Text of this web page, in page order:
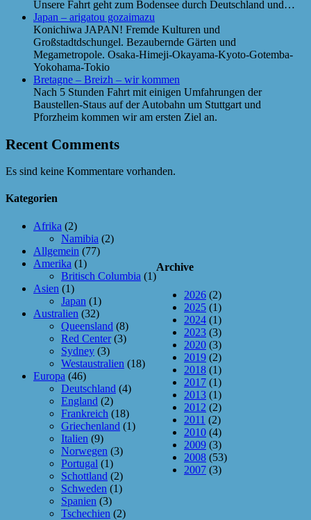
Unsere Fahrt geht zum Bodensee durch Deutschland und…
Japan – arigatou gozaimazu
Konichiwa JAPAN! Fremde Kulturen und
Großstadtdschungel. Bezaubernde Gärten und
Megametropole. Osaka-Himeji-Okayama-Kyoto-Gotemba-
Yokohama-Tokio
Bretagne – Breizh – wir kommen
Nach 5 Stunden Fahrt mit einigen Umfahrungen der
Baustellen-Staus auf der Autobahn um Stuttgart und
Pforzheim kommen wir am ersten Ziel an.
Recent Comments
Es sind keine Kommentare vorhanden.
Kategorien
Afrika (2)
Namibia (2)
Allgemein (77)
Amerika (1)
Britisch Columbia (1)
Asien (1)
Japan (1)
Australien (32)
Queensland (8)
Red Center(3)
Sydney (3)
Westaustralien (18)
Europa (46)
Deutschland (4)
England (2)
Frankreich (18)
Griechenland (1)
Italien (9)
Norwegen (3)
Portugal (1)
Schottland (2)
Schweden (1)
Spanien (3)
Tschechien (2)
Archive
2026 (2)
2025 (1)
2024 (1)
2023 (3)
2020 (3)
2019 (2)
2018 (1)
2017 (1)
2013 (1)
2012 (2)
2011 (2)
2010 (4)
2009 (3)
2008 (53)
2007 (3)